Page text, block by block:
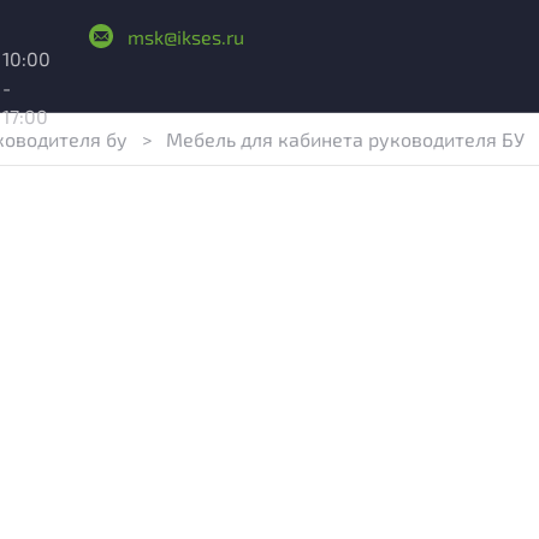
10:00
-
17:00
msk@ikses.ru
бу > Мебель для кабинета руководителя БУ